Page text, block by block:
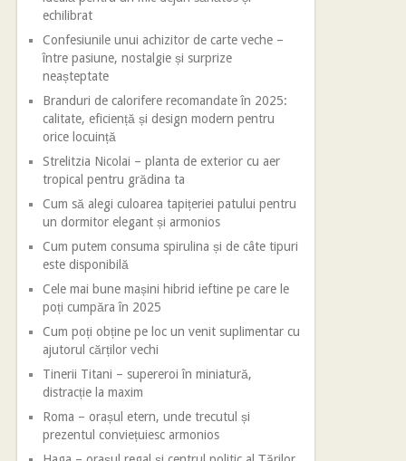
echilibrat
Confesiunile unui achizitor de carte veche –
între pasiune, nostalgie și surprize
neașteptate
Branduri de calorifere recomandate în 2025:
calitate, eficiență și design modern pentru
orice locuință
Strelitzia Nicolai – planta de exterior cu aer
tropical pentru grădina ta
Cum să alegi culoarea tapițeriei patului pentru
un dormitor elegant și armonios
Cum putem consuma spirulina și de câte tipuri
este disponibilă
Cele mai bune mașini hibrid ieftine pe care le
poți cumpăra în 2025
Cum poți obține pe loc un venit suplimentar cu
ajutorul cărților vechi
Tinerii Titani – supereroi în miniatură,
distracție la maxim
Roma – orașul etern, unde trecutul și
prezentul conviețuiesc armonios